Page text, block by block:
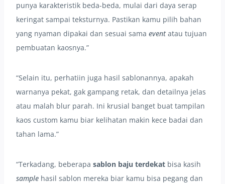
punya karakteristik beda-beda, mulai dari daya serap
keringat sampai teksturnya. Pastikan kamu pilih bahan
yang nyaman dipakai dan sesuai sama eventatau tujuan
pembuatan kaosnya.”
“Selain itu, perhatiin juga hasil sablonannya, apakah
warnanya pekat, gak gampang retak, dan detailnya jelas
atau malah blur parah. Ini krusial banget buat tampilan
kaos custom kamu biar kelihatan makin kece badai dan
tahan lama.”
“Terkadang, beberapa sablon baju terdekat bisa kasih
sample hasil sablon mereka biar kamu bisa pegang dan